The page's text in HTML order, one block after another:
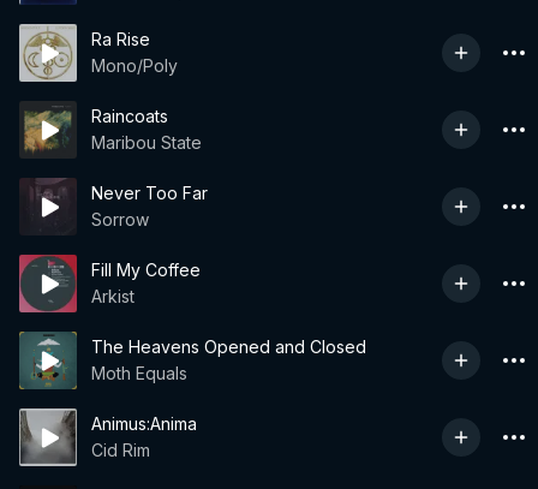
Ra Rise
Mono/Poly
Raincoats
Maribou State
Never Too Far
Sorrow
Fill My Coffee
Arkist
The Heavens Opened and Closed
Moth Equals
Animus:Anima
Cid Rim